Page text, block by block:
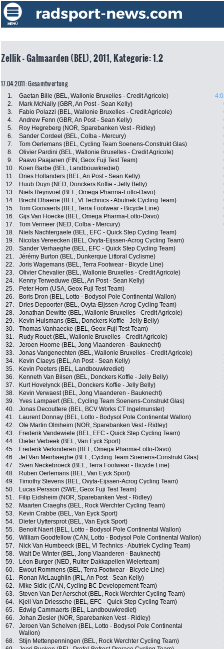
Zellik - Galmaarden (BEL), 2011, Kategorie: 1.2
17.04.2011: Gesamtwertung
1. Gaetan Bille (BEL, Wallonie Bruxelles - Credit Agricole)
2.
Mark McNally (GBR, An Post - Sean Kelly)
3.
Fabio Polazzi (BEL, Wallonie Bruxelles - Credit Agricole)
4.
Andrew Fenn (GBR, An Post - Sean Kelly)
5.
Roy Hegreberg (NOR, Sparebanken Vest - Ridley)
6.
Sander Cordeel (BEL, Colba - Mercury)
7.
Tom Oerlemans (BEL, Cycling Team Soenens-Construkt Glas)
8.
Olivier Pardini (BEL, Wallonie Bruxelles - Credit Agricole)
9.
Paavo Paajanen (FIN, Geox Fuji Test Team)
10.
Koen Barbe (BEL, Landbouwkrediet)
11.
Dries Hollanders (BEL, An Post - Sean Kelly)
12.
Huub Duyn (NED, Donckers Koffie - Jelly Belly)
13.
Niels Reynvoet (BEL, Omega Pharma-Lotto-Davo)
14.
Brecht Dhaene (BEL, Vl Technics - Abutriek Cycling Team)
15.
Tom Goovaerts (BEL, Terra Footwear - Bicycle Line)
16.
Gijs Van Hoecke (BEL, Omega Pharma-Lotto-Davo)
17.
Tom Vermeer (NED, Colba - Mercury)
18.
Niels Nachtergaele (BEL, EFC - Quick Step Cycling Team)
19.
Nicolas Vereecken (BEL, Ovyta-Eijssen-Acrog Cycling Team)
20.
Sander Verhaeghe (BEL, EFC - Quick Step Cycling Team)
21.
Jérémy Burton (BEL, Dunkerque Littoral Cyclisme)
22.
Joris Wagemans (BEL, Terra Footwear - Bicycle Line)
23.
Olivier Chevalier (BEL, Wallonie Bruxelles - Credit Agricole)
24.
Kenny Terweduwe (BEL, An Post - Sean Kelly)
25.
Peter Horn (USA, Geox Fuji Test Team)
26.
Boris Dron (BEL, Lotto - Bodysol Pole Continental Wallon)
27.
Dries Depoorter (BEL, Ovyta-Eijssen-Acrog Cycling Team)
28.
Jonathan Dewitte (BEL, Wallonie Bruxelles - Credit Agricole)
29.
Kevin Hulsmans (BEL, Donckers Koffie - Jelly Belly)
30.
Thomas Vanhaecke (BEL, Geox Fuji Test Team)
31.
Rudy Rouet (BEL, Wallonie Bruxelles - Credit Agricole)
32.
Jeroen Hoorne (BEL, Jong Vlaanderen - Bauknecht)
33.
Jonas Vangenechten (BEL, Wallonie Bruxelles - Credit Agricole)
34.
Kevin Claeys (BEL, An Post - Sean Kelly)
35.
Kevin Peeters (BEL, Landbouwkrediet)
36.
Kenneth Van Bilsen (BEL, Donckers Koffie - Jelly Belly)
37.
Kurt Hovelynck (BEL, Donckers Koffie - Jelly Belly)
38.
Kevin Verwaest (BEL, Jong Vlaanderen - Bauknecht)
39.
Yves Lampaert (BEL, Cycling Team Soenens-Construkt Glas)
40.
Jonas Decouttere (BEL, BCV Works CT Ingelmunster)
41.
Laurent Donnay (BEL, Lotto - Bodysol Pole Continental Wallon)
42.
Ole Martin Olmheim (NOR, Sparebanken Vest - Ridley)
43.
Frederik Vandewiele (BEL, EFC - Quick Step Cycling Team)
44.
Dieter Verbeek (BEL, Van Eyck Sport)
45.
Frederik Verkinderen (BEL, Omega Pharma-Lotto-Davo)
46.
Jef Van Meirhaeghe (BEL, Cycling Team Soenens-Construkt Glas)
47.
Sven Neckebroeck (BEL, Terra Footwear - Bicycle Line)
48.
Ruben Oerlemans (BEL, Van Eyck Sport)
49.
Timothy Stevens (BEL, Ovyta-Eijssen-Acrog Cycling Team)
50.
Lucas Persson (SWE, Geox Fuji Test Team)
51.
Filip Eidsheim (NOR, Sparebanken Vest - Ridley)
52.
Maarten Craeghs (BEL, Rock Werchter Cycling Team)
53.
Kevin Crabbe (BEL, Van Eyck Sport)
54.
Dieter Uyttersprot (BEL, Van Eyck Sport)
55.
Benoit Naert (BEL, Lotto - Bodysol Pole Continental Wallon)
56.
William Goodfellow (CAN, Lotto - Bodysol Pole Continental Wallon)
57.
Nick Van Humbeeck (BEL, Vl Technics - Abutriek Cycling Team)
58.
Walt De Winter (BEL, Jong Vlaanderen - Bauknecht)
59.
Léon Burger (NED, Ruiter Dakkapellen Wielerteam)
60.
Ewout Rommens (BEL, Terra Footwear - Bicycle Line)
61.
Ronan McLaughlin (IRL, An Post - Sean Kelly)
62.
Mike Sidic (CAN, Cycling BC Developement Team)
63.
Steven Van Der Aerschot (BEL, Rock Werchter Cycling Team)
64.
Kjell Van Driessche (BEL, EFC - Quick Step Cycling Team)
65.
Edwig Cammaerts (BEL, Landbouwkrediet)
66.
Johan Ziesler (NOR, Sparebanken Vest - Ridley)
67.
Jeroen Van Schelven (BEL, Lotto - Bodysol Pole Continental
Wallon)
68. Stijn Mettenpenningen (BEL, Rock Werchter Cycling Team)